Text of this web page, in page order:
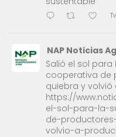
NAP Noticias
Salió el sol para
cooperativa de
quiebra y
https://
el-sol-para-la-
de-
volvio-a-